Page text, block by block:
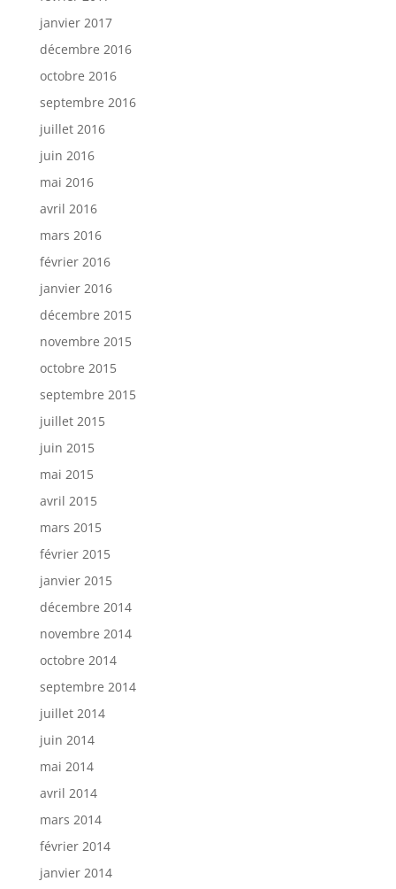
janvier 2017
décembre 2016
octobre 2016
septembre 2016
juillet 2016
juin 2016
mai 2016
avril 2016
mars 2016
février 2016
janvier 2016
décembre 2015
novembre 2015
octobre 2015
septembre 2015
juillet 2015
juin 2015
mai 2015
avril 2015
mars 2015
février 2015
janvier 2015
décembre 2014
novembre 2014
octobre 2014
septembre 2014
juillet 2014
juin 2014
mai 2014
avril 2014
mars 2014
février 2014
janvier 2014